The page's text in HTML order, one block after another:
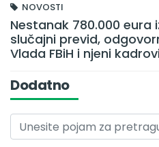
NOVOSTI
Nestanak 780.000 eura
slučajni previd,
Vlada FBiH i njeni kadrovi
Dodatno